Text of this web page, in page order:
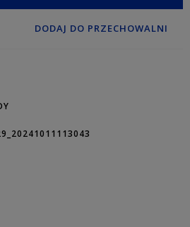
DODAJ DO PRZECHOWALNI